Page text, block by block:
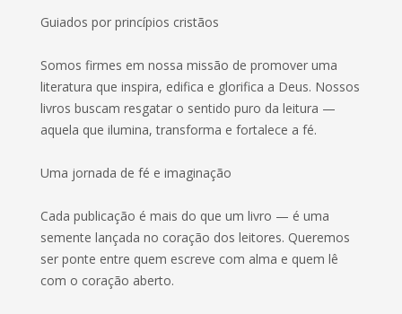
Guiados por princípios cristãos
Somos firmes em nossa missão de promover uma
literatura que inspira, edifica e glorifica a Deus. Nossos
livros buscam resgatar o sentido puro da leitura —
aquela que ilumina, transforma e fortalece a fé.
Uma jornada de fé e imaginação
Cada publicação é mais do que um livro — é uma
semente lançada no coração dos leitores. Queremos
ser ponte entre quem escreve com alma e quem lê
com o coração aberto.